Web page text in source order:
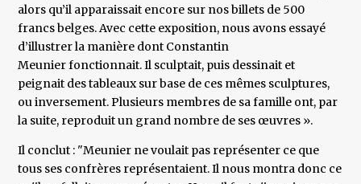
alors qu’il apparaissait encore sur nos billets de 500
francs belges. Avec cette exposition, nous avons essayé
d’illustrer la manière dont Constantin
Meunier fonctionnait. Il sculptait, puis dessinait et
peignait des tableaux sur base de ces mêmes sculptures,
ou inversement. Plusieurs membres de sa famille ont, par
la suite, reproduit un grand nombre de ses œuvres ».
Il conclut : "Meunier ne voulait pas représenter ce que
tous ses confrères représentaient. Il nous montra donc ce